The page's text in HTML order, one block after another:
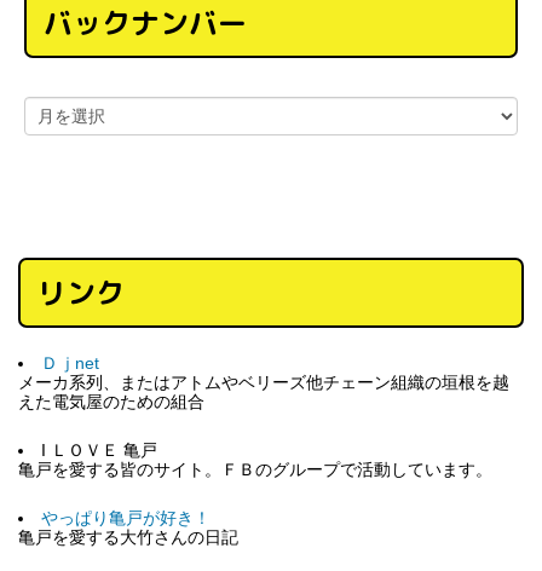
バックナンバー
リンク
Ｄｊnet
メーカ系列、またはアトムやベリーズ他チェーン組織の垣根を越
えた電気屋のための組合
I ＬＯＶＥ 亀戸
亀戸を愛する皆のサイト。ＦＢのグループで活動しています。
やっぱり亀戸が好き！
亀戸を愛する大竹さんの日記